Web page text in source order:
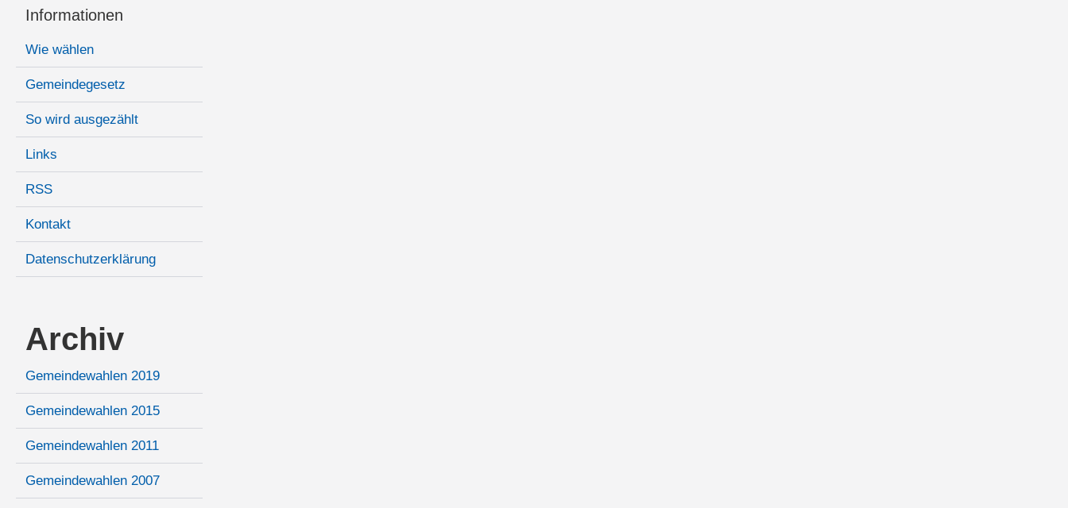
Informationen
Wie wählen
Gemeindegesetz
So wird ausgezählt
Links
RSS
Kontakt
Datenschutzerklärung
Archiv
Gemeindewahlen 2019
Gemeindewahlen 2015
Gemeindewahlen 2011
Gemeindewahlen 2007